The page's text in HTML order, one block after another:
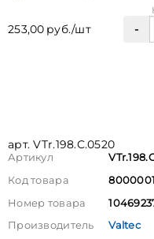
253,00 руб./шт
арт. VTr.198.C.0520
Артикул
Код товара
Номер товара
Производитель
Valtec